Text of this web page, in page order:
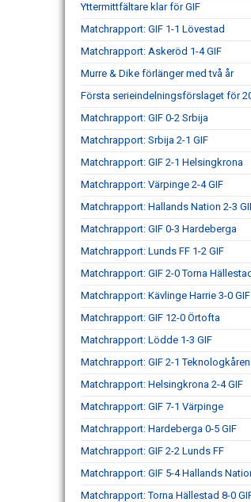
Yttermittfältare klar för GIF
Matchrapport: GIF 1-1 Lövestad
Matchrapport: Askeröd 1-4 GIF
Murre & Dike förlänger med två år
Första serieindelningsförslaget för
Matchrapport: GIF 0-2 Srbija
Matchrapport: Srbija 2-1 GIF
Matchrapport: GIF 2-1 Helsingkrona
Matchrapport: Värpinge 2-4 GIF
Matchrapport: Hallands Nation 2-3
Matchrapport: GIF 0-3 Hardeberga
Matchrapport: Lunds FF 1-2 GIF
Matchrapport: GIF 2-0 Torna Hällestad
Matchrapport: Kävlinge Harrie 3-0 GIF
Matchrapport: GIF 12-0 Örtofta
Matchrapport: Lödde 1-3 GIF
Matchrapport: GIF 2-1 Teknologkåren
Matchrapport: Helsingkrona 2-4 GIF
Matchrapport: GIF 7-1 Värpinge
Matchrapport: Hardeberga 0-5 GIF
Matchrapport: GIF 2-2 Lunds FF
Matchrapport: GIF 5-4 Hallands
Matchrapport: Torna Hällestad 8-0